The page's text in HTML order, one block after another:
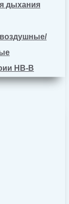
дыхания
HB-B